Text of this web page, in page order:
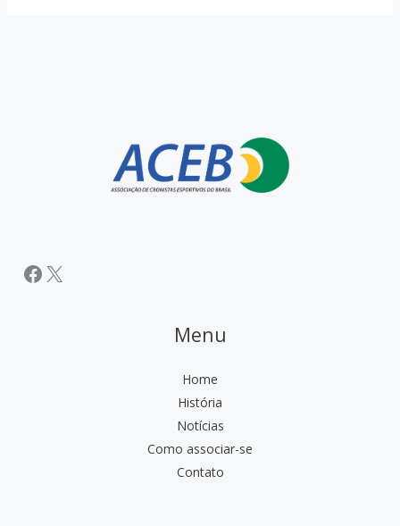
Facebook
X
Menu
Home
História
Notícias
Como associar-se
Contato